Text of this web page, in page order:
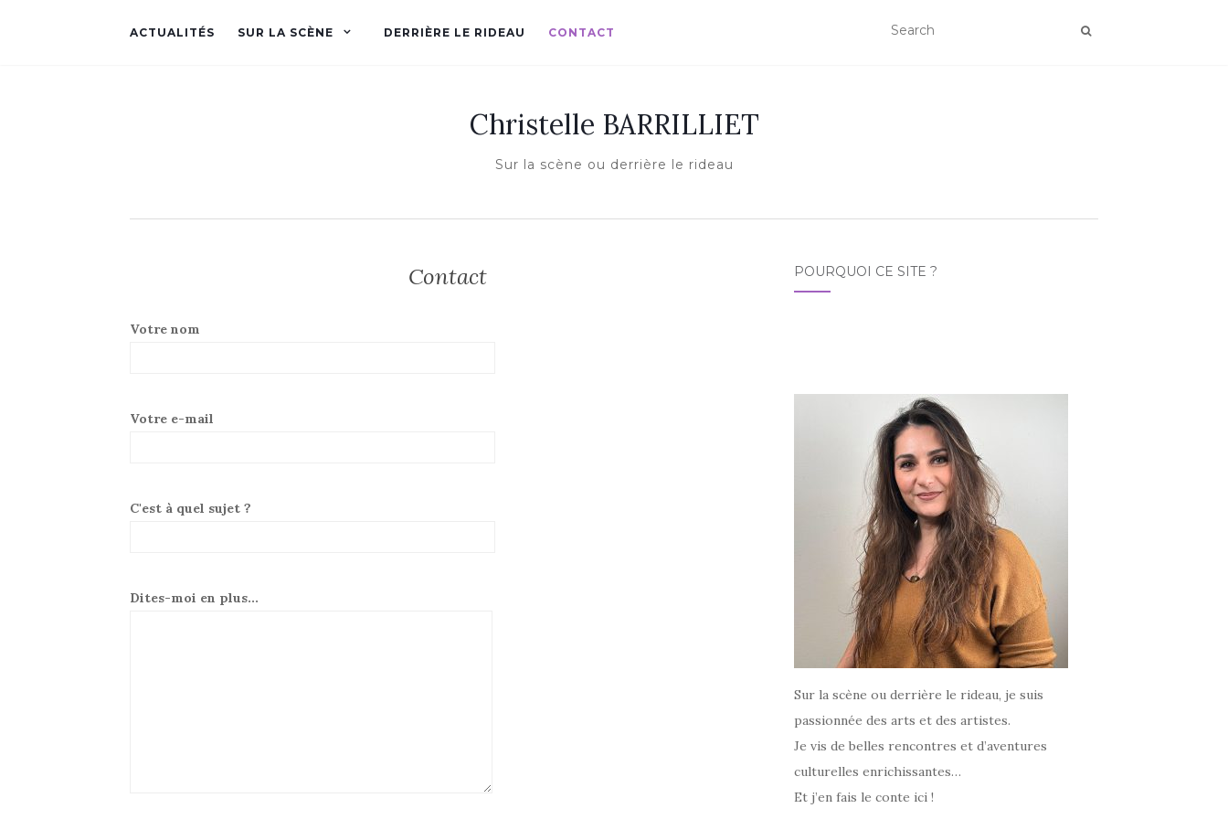
ACTUALITÉS SUR LA SCÈNE DERRIÈRE LE RIDEAU CONTACT
Christelle BARRILLIET
Sur la scène ou derrière le rideau
Contact
Votre nom
Votre e-mail
C'est à quel sujet ?
Dites-moi en plus...
POURQUOI CE SITE ?
Sur la scène ou derrière le rideau, je suis
passionnée des arts et des artistes.
Je vis de belles rencontres et d’aventures
culturelles enrichissantes…
Et j’en fais le conte ici !